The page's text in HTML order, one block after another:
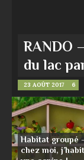
RANDO
du lac
23 AOÛT 2017 6
Habitat groupé
chez moi,